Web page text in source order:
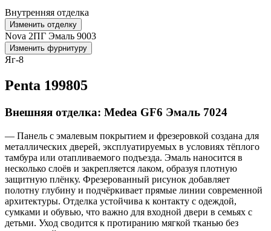
Внутренняя отделка
Изменить отделку
Nova 2ПГ Эмаль 9003
Изменить фурнитуру
Яг-8
Penta 199805
Внешняя отделка: Medea GF6 Эмаль 7024
— Панель с эмалевым покрытием и фрезеровкой создана для
металлических дверей, эксплуатируемых в условиях тёплого
тамбура или отапливаемого подъезда. Эмаль наносится в
несколько слоёв и закрепляется лаком, образуя плотную
защитную плёнку. Фрезерованный рисунок добавляет
полотну глубину и подчёркивает прямые линии современной
архитектуры. Отделка устойчива к контакту с одеждой,
сумками и обувью, что важно для входной двери в семьях с
детьми. Уход сводится к протиранию мягкой тканью без